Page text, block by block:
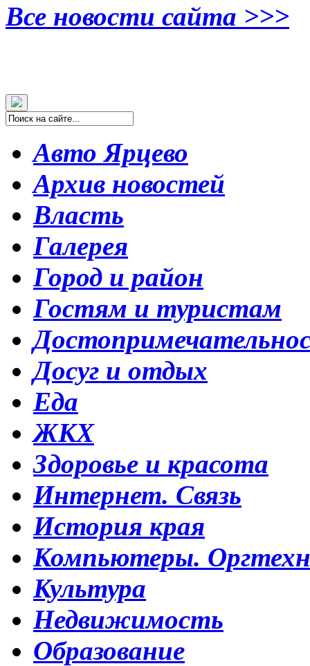
Все новости сайта >>>
Авто Ярцево
Архив новостей
Власть
Галерея
Город и район
Гостям и туристам
Досуг и отдых
Еда
ЖКХ
Здоровье и красота
Интернет. Связь
История края
Компьютеры.
Культура
Недвижимость
Образование